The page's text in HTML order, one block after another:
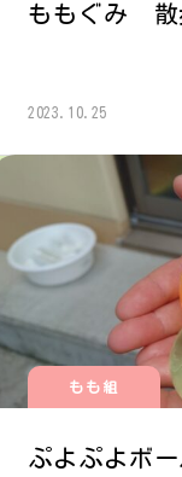
ももぐみ 散
2023.10.25
もも組
ぷよぷよボー